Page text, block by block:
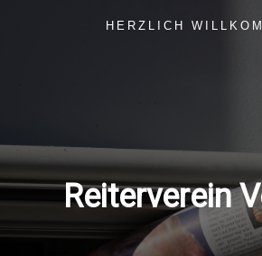
HERZLICH
Reiterverein